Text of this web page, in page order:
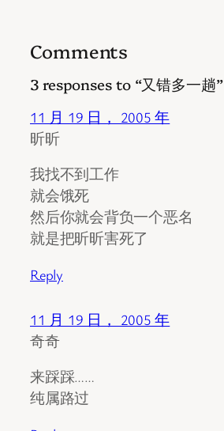
Comments
3 responses to “又错多一趟”
11 月 19 日， 2005 年
昕昕
我找不到工作
就会饿死
然后你就会背负一个恶名
就是把昕昕害死了
Reply
11 月 19 日， 2005 年
奇奇
来踩踩……
纯属路过